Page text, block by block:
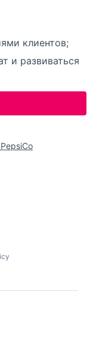
клиентов;
и развиваться
PepsiCo